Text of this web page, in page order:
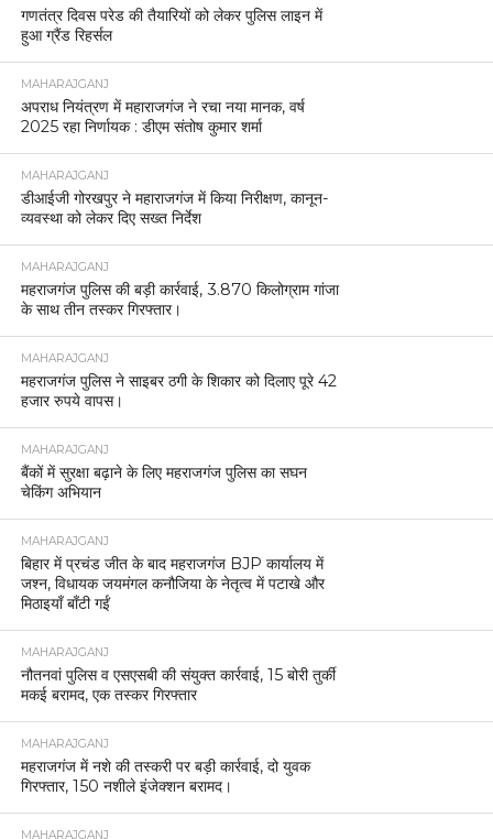
गणतंत्र दिवस परेड की तैयारियों को लेकर पुलिस लाइन में
हुआ ग्रैंड रिहर्सल
MAHARAJGANJ
अपराध नियंत्रण में महाराजगंज ने रचा नया मानक, वर्ष
2025 रहा निर्णायक : डीएम संतोष कुमार शर्मा
MAHARAJGANJ
डीआईजी गोरखपुर ने महाराजगंज में किया निरीक्षण, कानून-
व्यवस्था को लेकर दिए सख्त निर्देश
MAHARAJGANJ
महराजगंज पुलिस की बड़ी कार्रवाई, 3.870 किलोग्राम गांजा
के साथ तीन तस्कर गिरफ्तार।
MAHARAJGANJ
महराजगंज पुलिस ने साइबर ठगी के शिकार को दिलाए पूरे 42
हजार रुपये वापस।
MAHARAJGANJ
बैंकों में सुरक्षा बढ़ाने के लिए महराजगंज पुलिस का सघन
चेकिंग अभियान
MAHARAJGANJ
बिहार में प्रचंड जीत के बाद महराजगंज BJP कार्यालय में
जश्न, विधायक जयमंगल कनौजिया के नेतृत्व में पटाखे और
मिठाइयाँ बाँटी गईं
MAHARAJGANJ
नौतनवां पुलिस व एसएसबी की संयुक्त कार्रवाई, 15 बोरी तुर्की
मकई बरामद, एक तस्कर गिरफ्तार
MAHARAJGANJ
महराजगंज में नशे की तस्करी पर बड़ी कार्रवाई, दो युवक
गिरफ्तार, 150 नशीले इंजेक्शन बरामद।
MAHARAJGANJ